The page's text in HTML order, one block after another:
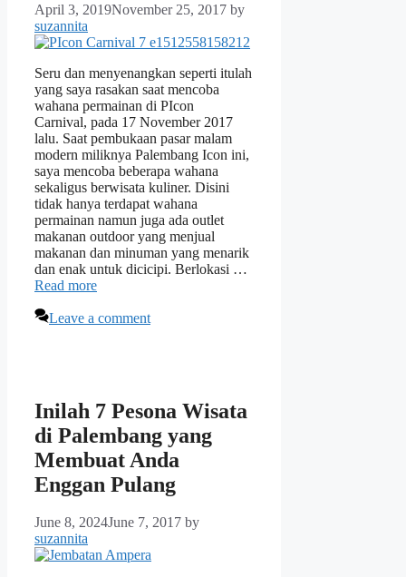
April 3, 2019November 25, 2017 by
suzannita
Seru dan menyenangkan seperti itulah
yang saya rasakan saat mencoba
wahana permainan di PIcon
Carnival, pada 17 November 2017
lalu. Saat pembukaan pasar malam
modern miliknya Palembang Icon ini,
saya mencoba beberapa wahana
sekaligus berwisata kuliner. Disini
tidak hanya terdapat wahana
permainan namun juga ada outlet
makanan outdoor yang menjual
makanan dan minuman yang menarik
dan enak untuk dicicipi. Berlokasi …
Read more
Leave a comment
Inilah 7 Pesona Wisata
di Palembang yang
Membuat Anda
Enggan Pulang
June 8, 2024June 7, 2017 by
suzannita